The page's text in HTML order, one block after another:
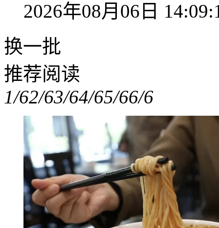
2026年08月06日
换一批
推荐阅读
1/62/63/64/65/66/6